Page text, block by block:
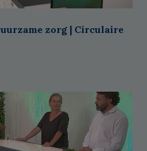
zorg | Circulaire